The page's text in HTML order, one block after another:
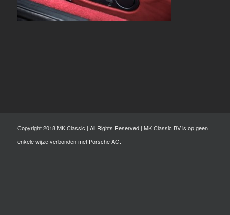
Copyright 2018 MK Classic | All Rights Reserved | MK Classic BV is op geen
enkele wijze verbonden met Porsche AG.